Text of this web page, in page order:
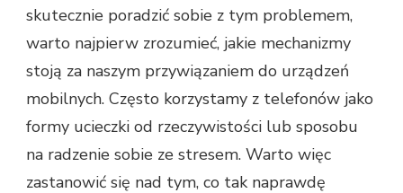
skutecznie poradzić sobie z tym problemem,
warto najpierw zrozumieć, jakie mechanizmy
stoją za naszym przywiązaniem do urządzeń
mobilnych. Często korzystamy z telefonów jako
formy ucieczki od rzeczywistości lub sposobu
na radzenie sobie ze stresem. Warto więc
zastanowić się nad tym, co tak naprawdę